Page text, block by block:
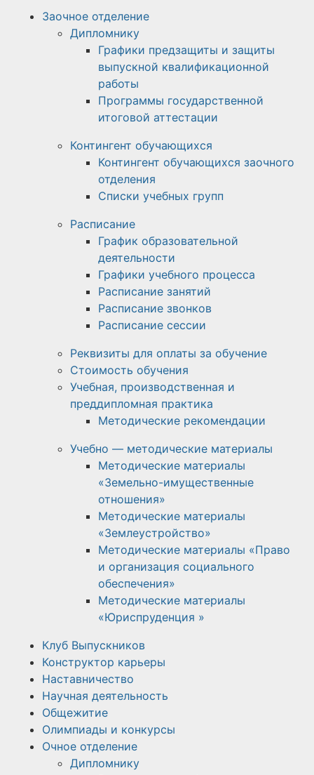
Заочное отделение
Дипломнику
Графики предзащиты и защиты
выпускной квалификационной
работы
Программы государственной
итоговой аттестации
Контингент обучающихся
Контингент обучающихся заочного
отделения
Списки учебных групп
Расписание
График образовательной
деятельности
Графики учебного процесса
Расписание занятий
Расписание звонков
Расписание сессии
Реквизиты для оплаты за обучение
Стоимость обучения
Учебная, производственная и
преддипломная практика
Методические рекомендации
Учебно — методические материалы
Методические материалы
«Земельно-имущественные
отношения»
Методические материалы
«Землеустройство»
Методические материалы «Право
и организация социального
обеспечения»
Методические материалы
«Юриспруденция »
Клуб Выпускников
Конструктор карьеры
Наставничество
Научная деятельность
Общежитие
Олимпиады и конкурсы
Очное отделение
Дипломнику